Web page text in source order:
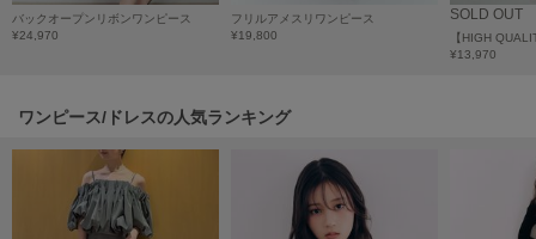
NIKE
ナイキ
null.
バックオープンリボンワンピース
¥24,970
フリルアメスリワンピース
¥19,800
SOLD OUT
¥13,970
ワンピース/ドレスの人気ランキング